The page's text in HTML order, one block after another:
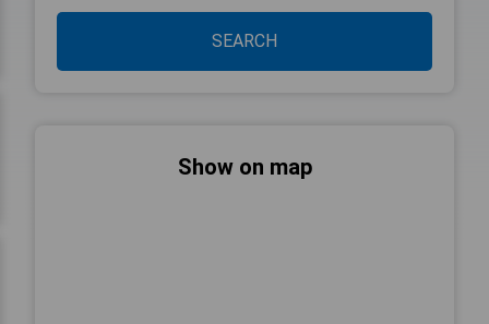
SEARCH
Show on map